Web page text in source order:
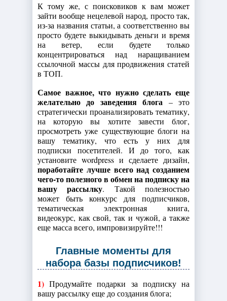
К тому же, с поисковиков к вам может
зайти вообще нецелевой народ, просто так,
из-за названия статьи, а соответственно вы
просто будете выкидывать деньги и время
на ветер, если будете только
концентрироваться над наращиванием
ссылочной массы для продвижения статей
в ТОП.
Самое важное, что нужно сделать еще
желательно до заведения блога – это
стратегически проанализировать тематику,
на которую вы хотите завести блог,
просмотреть уже существующие блоги на
вашу тематику, что есть у них для
подписки посетителей. И до того, как
установите wordpress и сделаете дизайн,
поработайте лучше всего над созданием
чего-то полезного в обмен на подписку на
вашу рассылку. Такой полезностью
может быть конкурс для подписчиков,
тематическая электронная книга,
видеокурс, как свой, так и чужой, а также
еще масса всего, импровизируйте!!!
Главные моменты для
набора базы подписчиков!
1) Продумайте подарки за подписку на
вашу рассылку еще до создания блога;